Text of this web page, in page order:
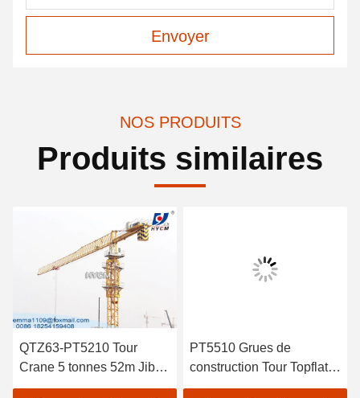
Envoyer
NOS PRODUITS
Produits similaires
QTZ63-PT5210 Tour
Crane 5 tonnes 52m Jib
Long Construction
PT5510 Grues de
construction Tour Topflat
Tour Crane spécifications